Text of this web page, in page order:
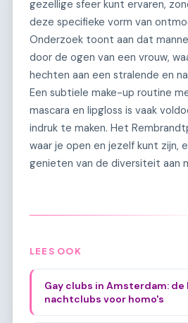
gezellige sfeer kunt ervaren,
deze specifieke vorm van
Onderzoek toont aan dat
door de ogen van een vrouw,
hechten aan een stralende en
Een subtiele make-up routine
mascara en lipgloss is vaak
indruk te maken. Het
waar je open en jezelf kunt zijn,
genieten van de diversiteit aan
LEES OOK
Gay clubs in Amsterdam: de
nachtclubs voor homo's